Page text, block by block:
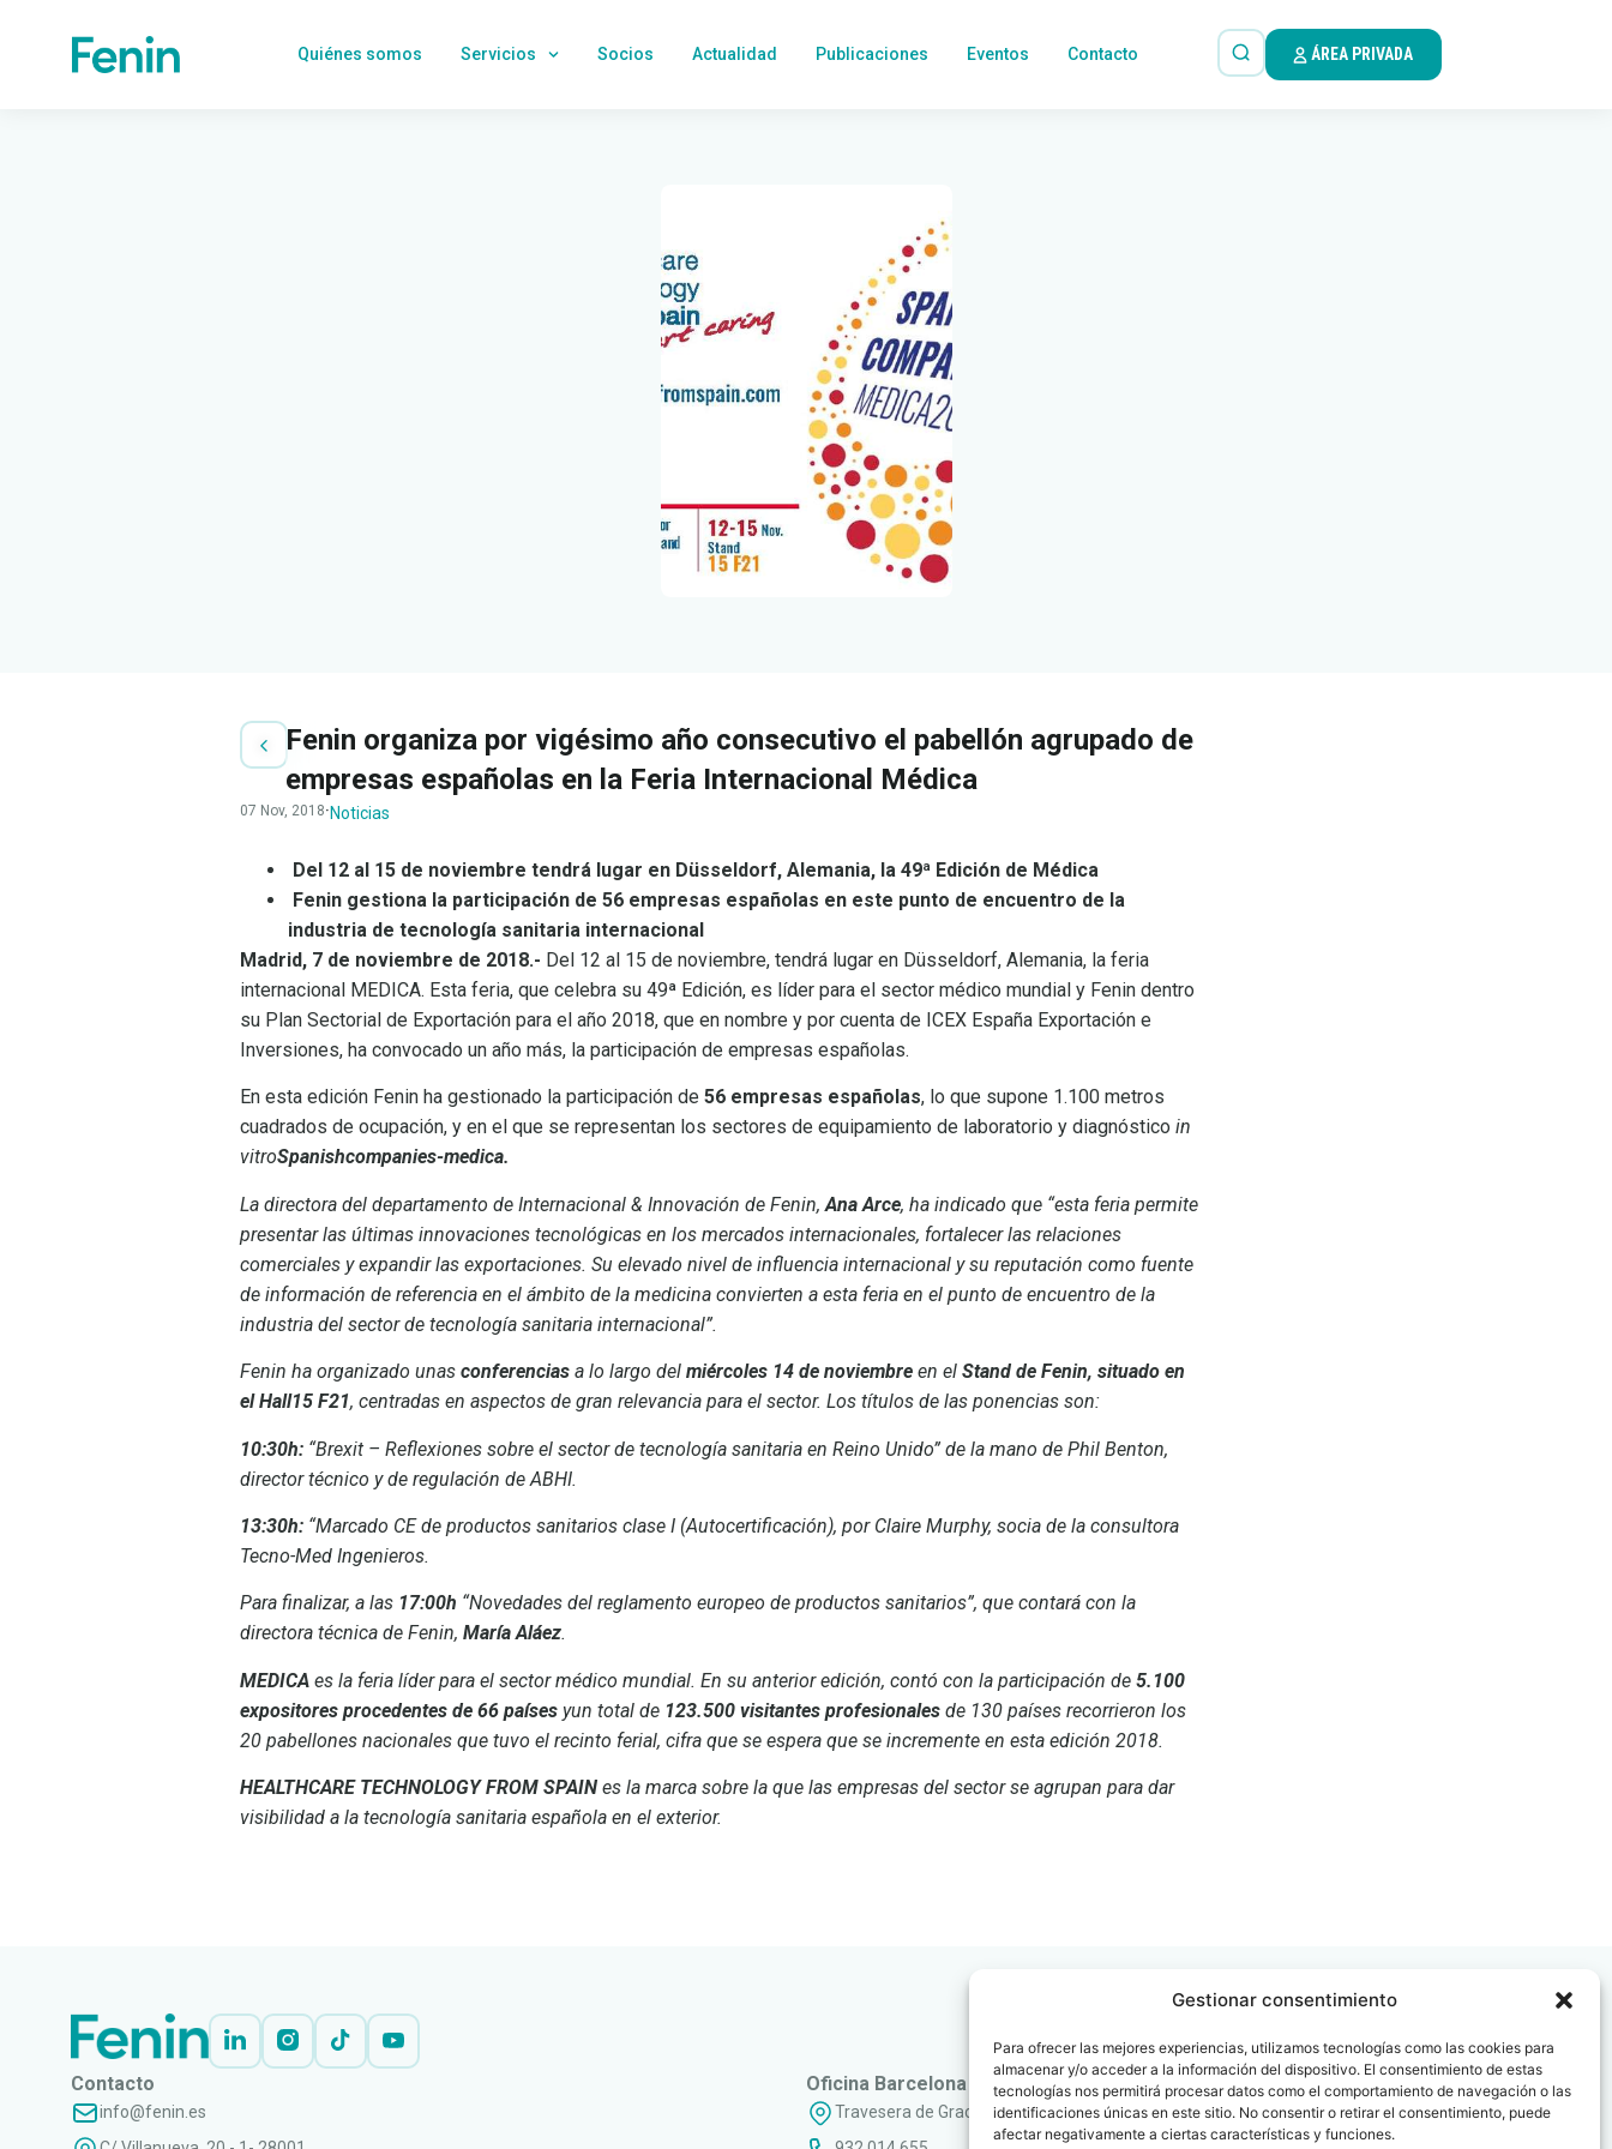
Gestionar consentimiento
Para ofrecer las mejores experiencias, utilizamos tecnologías como las cookies para
almacenar y/o acceder a la información del dispositivo. El consentimiento de estas
tecnologías nos permitirá procesar datos como el comportamiento de navegación o las
identificaciones únicas en este sitio. No consentir o retirar el consentimiento, puede
afectar negativamente a ciertas características y funciones.
Quiénes somos Servicios Socios Actualidad Publicaciones Eventos Contacto ÁREA PRIVADA
Fenin organiza por vigésimo año consecutivo el pabellón agrupado de
empresas españolas en la Feria Internacional Médica
07 Nov, 2018· Noticias
Del 12 al 15 de noviembre tendrá lugar en Düsseldorf, Alemania, la 49ª Edición de Médica
Fenin gestiona la participación de 56 empresas españolas en este punto de encuentro de la
industria de tecnología sanitaria internacional
Madrid, 7 de noviembre de 2018.- Del 12 al 15 de noviembre, tendrá lugar en Düsseldorf, Alemania, la feria
internacional MEDICA. Esta feria, que celebra su 49ª Edición, es líder para el sector médico mundial y Fenin dentro
su Plan Sectorial de Exportación para el año 2018, que en nombre y por cuenta de ICEX España Exportación e
Inversiones, ha convocado un año más, la participación de empresas españolas.
En esta edición Fenin ha gestionado la participación de 56 empresas españolas, lo que supone 1.100 metros
cuadrados de ocupación, y en el que se representan los sectores de equipamiento de laboratorio y diagnóstico in
vitroSpanishcompanies-medica.
La directora del departamento de Internacional & Innovación de Fenin, Ana Arce, ha indicado que “esta feria permite
presentar las últimas innovaciones tecnológicas en los mercados internacionales, fortalecer las relaciones
comerciales y expandir las exportaciones. Su elevado nivel de influencia internacional y su reputación como fuente
de información de referencia en el ámbito de la medicina convierten a esta feria en el punto de encuentro de la
industria del sector de tecnología sanitaria internacional”.
Fenin ha organizado unas conferencias a lo largo del miércoles 14 de noviembre en el Stand de Fenin, situado en
el Hall15 F21, centradas en aspectos de gran relevancia para el sector. Los títulos de las ponencias son:
10:30h: “Brexit – Reflexiones sobre el sector de tecnología sanitaria en Reino Unido” de la mano de Phil Benton,
director técnico y de regulación de ABHI.
13:30h: “Marcado CE de productos sanitarios clase I (Autocertificación), por Claire Murphy, socia de la consultora
Tecno-Med Ingenieros.
Para finalizar, a las 17:00h “Novedades del reglamento europeo de productos sanitarios”, que contará con la
directora técnica de Fenin, María Aláez.
MEDICA es la feria líder para el sector médico mundial. En su anterior edición, contó con la participación de 5.100
expositores procedentes de 66 países yun total de 123.500 visitantes profesionales de 130 países recorrieron los
20 pabellones nacionales que tuvo el recinto ferial, cifra que se espera que se incremente en esta edición 2018.
HEALTHCARE TECHNOLOGY FROM SPAIN es la marca sobre la que las empresas del sector se agrupan para dar
visibilidad a la tecnología sanitaria española en el exterior.
Contacto
info@fenin.es
Oficina Barcelona
Travesera de Gracia, 56 - 1º, 3ª 08006